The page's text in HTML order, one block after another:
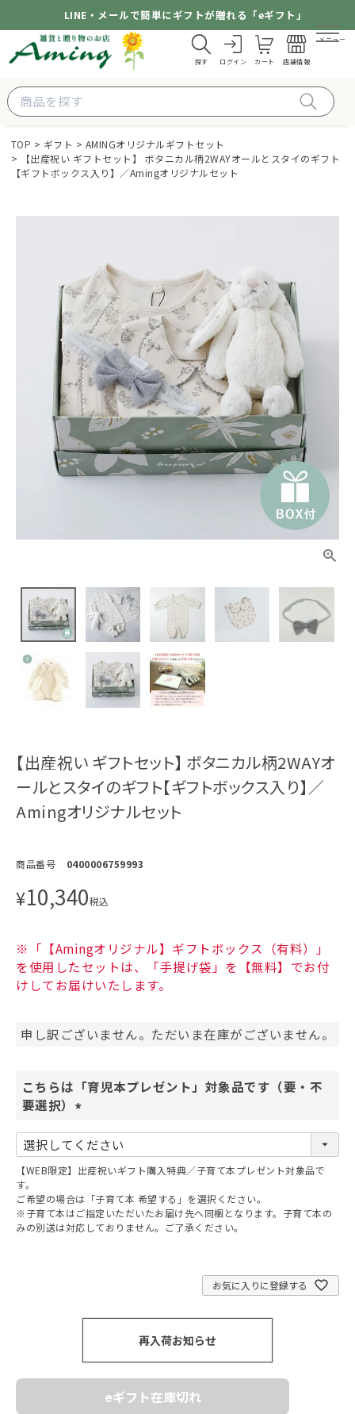
LINE・メールで簡単にギフトが贈れる「eギフト」
探す ログイン カート 店舗情報
メニュー
TOP ギフト
AMINGオリジナルギフトセット
【出産祝い ギフトセット】 ボタニカル柄2WAYオールとスタイのギフト
【ギフトボックス入り】／Amingオリジナルセット
【出産祝い ギフトセット】 ボタニカル柄2WAYオ
ールとスタイのギフト【ギフトボックス入り】／
Amingオリジナルセット
商品番号 0400006759993
¥10,340税込
※「【Amingオリジナル】ギフトボックス（有料）」
を使用したセットは、「手提げ袋」を【無料】でお付
けしてお届けいたします。
申し訳ございません。ただいま在庫がございません。
こちらは「育児本プレゼント」対象品です（要・不
要選択）
必
須
【WEB限定】出産祝いギフト購入特典／子育て本プレゼント対象品で
す。
ご希望の場合は「子育て本 希望する」を選択ください。
※子育て本はご指定いただいたお届け先へ同梱となります。子育て本の
みの別送は対応しておりません。ご了承ください。
お気に入りに登録する
再入荷お知らせ
eギフト在庫切れ